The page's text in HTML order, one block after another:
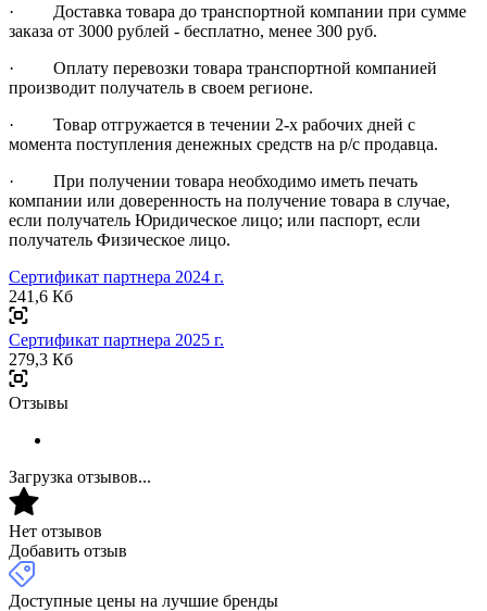
· Доставка товара до транспортной компании при сумме
заказа от 3000 рублей - бесплатно, менее 300 руб.
· Оплату перевозки товара транспортной компанией
производит получатель в своем регионе.
· Товар отгружается в течении 2-х рабочих дней с
момента поступления денежных средств на р/с продавца.
· При получении товара необходимо иметь печать
компании или доверенность на получение товара в случае,
если получатель Юридическое лицо; или паспорт, если
получатель Физическое лицо.
Сертификат партнера 2024 г.
241,6 Кб
Сертификат партнера 2025 г.
279,3 Кб
Отзывы
Загрузка отзывов...
Нет отзывов
Добавить отзыв
Доступные цены на лучшие бренды